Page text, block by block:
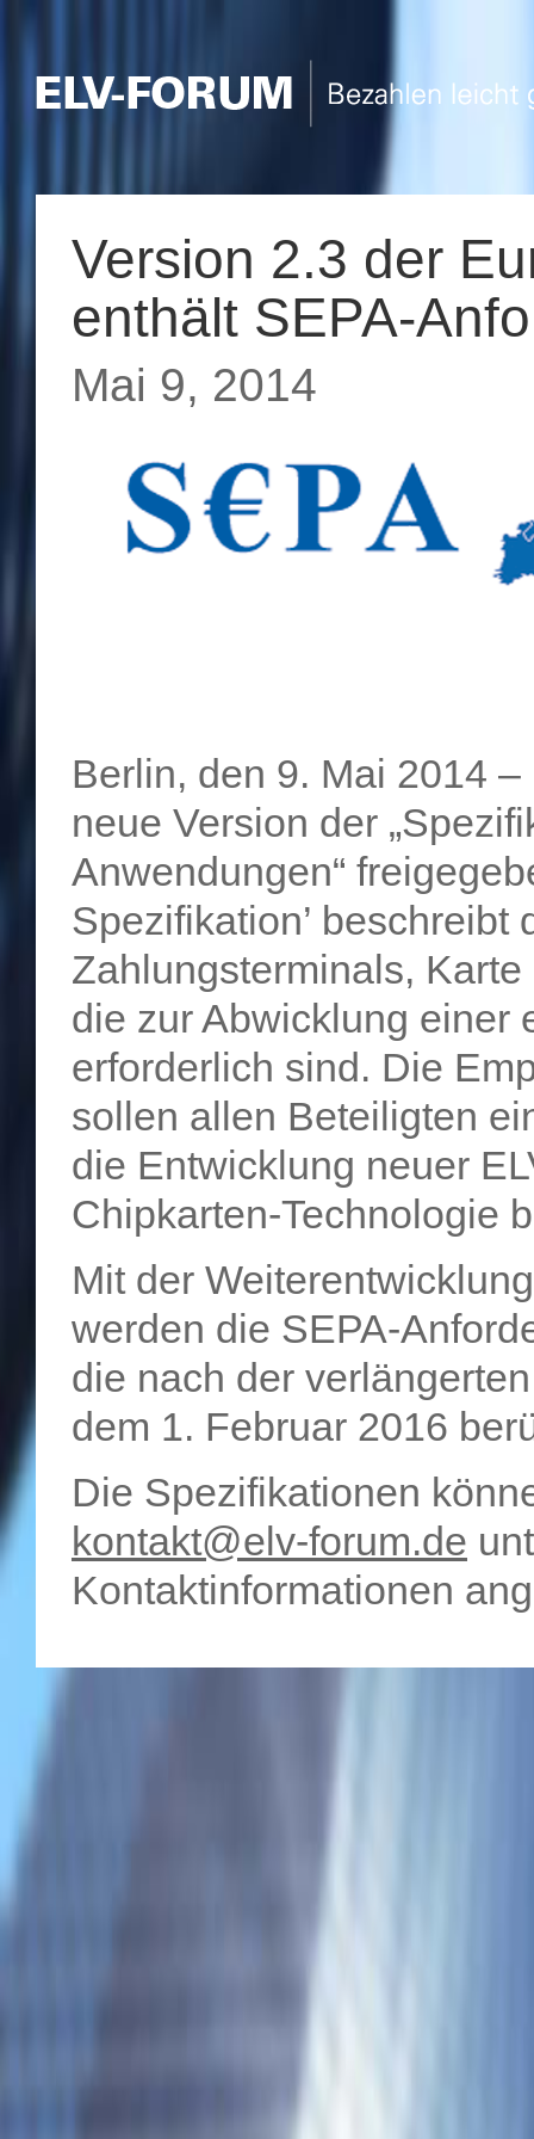
Version 2.3 der
enthält SEPA-
Mai 9, 2014
Berlin, den 9. Mai 2014
neue Version der
Anwendungen“
Spezifikation’
Zahlungsterminals,
die zur Abwicklung einer
erforderlich sind. Die
sollen allen Beteiligten
die Entwicklung neuer
Chipkarten-Technologie
Mit der
werden die SEPA-
die nach der
dem 1. Februar 2016
Die Spezifikationen
kontakt@elv-forum.de
Kontaktinformationen